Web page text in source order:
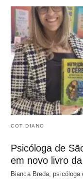
COTIDIANO
Psicóloga de
em novo livro
Bianca Breda,